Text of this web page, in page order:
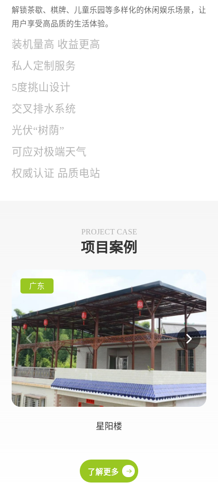
解锁茶歇、棋牌、儿童乐园等多样化的休闲娱乐场景，让
用户享受高品质的生活体验。
装机量高 收益更高
私人定制服务
5度挑山设计
交叉排水系统
光伏“树荫”
可应对极端天气
权威认证 品质电站
PROJECT CASE
项目案例
广东
星阳楼
了解更多